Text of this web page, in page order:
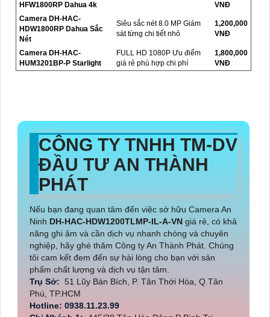
HFW1800RP Dahua 4k
VNĐ
Camera DH-HAC-
HDW1800RP Dahua Sắc
Nét
Siêu sắc nét 8.0 MP Giám
sát từng chi tiết nhỏ
1,200,000
VNĐ
Camera DH-HAC-
HUM3201BP-P Starlight
FULL HD 1080P Ưu điểm
giá rẻ phù hợp chi phí
1,800,000
VNĐ
CÔNG TY TNHH TM-DV
ĐẦU TƯ AN THÀNH
PHÁT
Nếu bạn đang quan tâm đến việc sở hữu Camera An
Ninh DH-HAC-HDW1200TLMP-IL-A-VN giá rẻ, có khả
năng ghi âm và cần dịch vụ nhanh chóng và chuyên
nghiệp, hãy ghé thăm Công ty An Thành Phát. Chúng
tôi cam kết đem đến sự hài lòng cho bạn với sản
phẩm chất lượng và dịch vụ tận tâm.
Trụ Sở: 51 Lũy Bán Bích, P. Tân Thới Hòa, Q.Tân
Phú, TP.HCM
Hotline: 0938.11.23.99